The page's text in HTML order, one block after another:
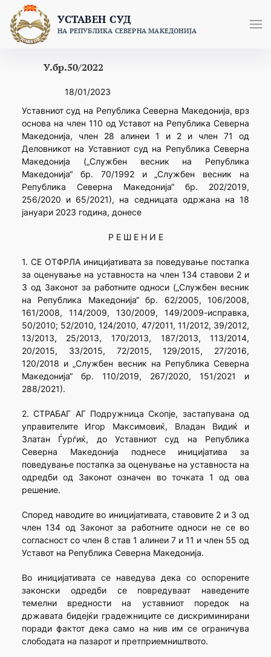
content
УСТАВЕН СУД
НА РЕПУБЛИКА СЕВЕРНА МАКЕДОНИЈА
У.бр.50/2022
18/01/2023
Уставниот суд на Република Северна Македонија, врз
основа на член 110 од Уставот на Република Северна
Македонија, член 28 алинеи 1 и 2 и член 71 од
Деловникот на Уставниот суд на Република Северна
Македонија („Службен весник на Република
Македонија“ бр. 70/1992 и „Службен весник на
Република Северна Македонија“ бр. 202/2019,
256/2020 и 65/2021), на седницата одржана на 18
јануари 2023 година, донесе
Р Е Ш Е Н И Е
1. СЕ ОТФРЛА иницијативата за поведување постапка
за оценување на уставноста на член 134 ставови 2 и
3 од Законот за работните односи („Службен весник
на Република Македонија“ бр. 62/2005, 106/2008,
161/2008, 114/2009, 130/2009, 149/2009-исправка,
50/2010; 52/2010, 124/2010, 47/2011, 11/2012, 39/2012,
13/2013, 25/2013, 170/2013, 187/2013, 113/2014,
20/2015, 33/2015, 72/2015, 129/2015, 27/2016,
120/2018 и „Службен весник на Република Северна
Македонија“ бр. 110/2019, 267/2020, 151/2021 и
288/2021).
2. СТРАБАГ АГ Подружница Скопје, застапувана од
управителите Игор Максимовиќ, Владан Видиќ и
Златан Ѓурѓиќ, до Уставниот суд на Република
Северна Македонија поднесе иницијатива за
поведување постапка за оценување на уставноста на
одредби од Законот означен во точката 1 од ова
решение.
Според наводите во иницијативата, ставовите 2 и 3 од
член 134 од Законот за работните односи не се во
согласност со член 8 став 1 алинеи 7 и 11 и член 55 од
Уставот на Република Северна Македонија.
Во иницијативата се наведува дека со оспорените
законски одредби се повредуваат наведените
темелни вредности на уставниот поредок на
државата бидејќи градежниците се дискриминирани
поради фактот дека само на нив им се ограничува
слободата на пазарот и претприемништвото.